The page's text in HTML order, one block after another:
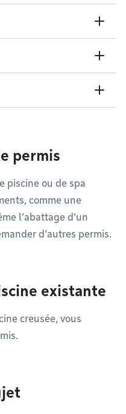
permis
piscine ou de spa
comme une
l’abattage d’un
d’autres permis.
existante
creusée, vous